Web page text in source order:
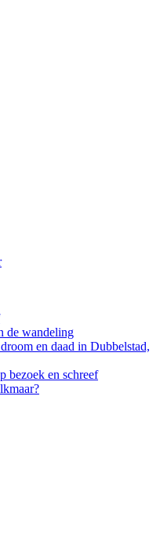
de wandeling
en daad in Dubbelstad,
bezoek en schreef